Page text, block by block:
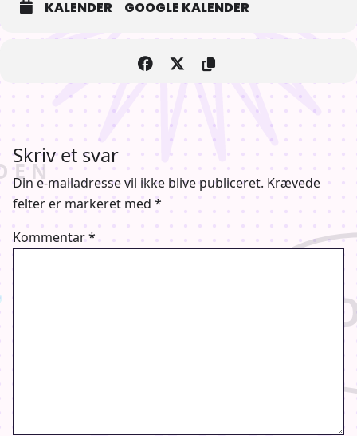
KALENDER GOOGLE KALENDER
Skriv et svar
Din e-mailadresse vil ikke blive publiceret. Krævede
felter er markeret med *
Kommentar*